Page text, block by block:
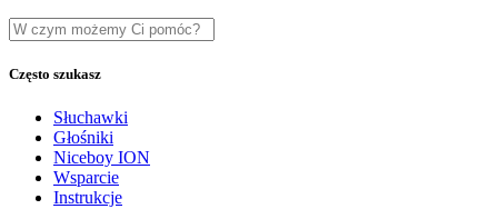
Często szukasz
Słuchawki
Głośniki
Niceboy ION
Wsparcie
Instrukcje